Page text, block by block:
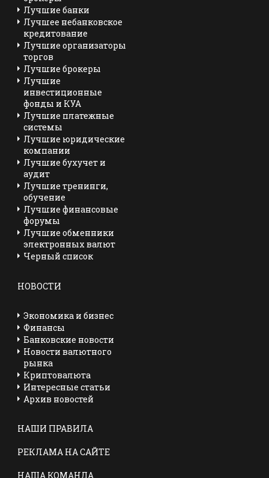
Лучшие банки
Лучшее небанковское
кредитование
Лучшие организаторы
торгов
Лучшие брокеры
Лучшие
инвестиционные
фонды и КУА
Лучшие платежные
системы
Лучшие юридические
компании
Лучшие бухучет и
аудит
Лучшие тренинги,
обучение
Лучшие финансовые
форумы
Лучшие обменники
электронных валют
Черный список
НОВОСТИ
Экономика и бизнес
Финансы
Банковские новости
Новости валютного
рынка
Криптовалюта
Интересные статьи
Архив новостей
НАШИ ПРАВИЛА
РЕКЛАМА НА САЙТЕ
НАША КОМАНДА